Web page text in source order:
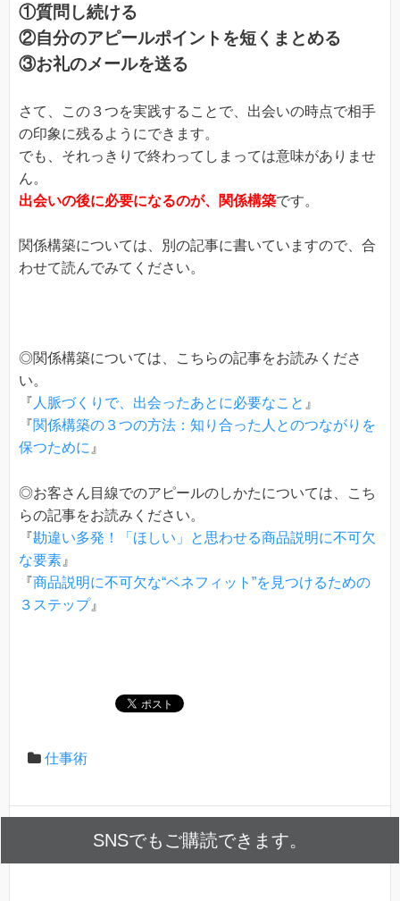
①質問し続ける
②自分のアピールポイントを短くまとめる
③お礼のメールを送る
さて、この３つを実践することで、出会いの時点で相手
の印象に残るようにできます。
でも、それっきりで終わってしまっては意味がありませ
ん。
出会いの後に必要になるのが、関係構築です。
関係構築については、別の記事に書いていますので、合
わせて読んでみてください。
◎関係構築については、こちらの記事をお読みくださ
い。
『 人脈づくりで、出会ったあとに必要なこと 』
『 関係構築の３つの方法：知り合った人とのつながりを
保つために』
◎お客さん目線でのアピールのしかたについては、こち
らの記事をお読みください。
『勘違い多発！「ほしい」と思わせる商品説明に不可欠
な要素 』
『商品説明に不可欠な“ベネフィット”を見つけるための
３ステップ』
仕事術
SNSでもご購読できます。